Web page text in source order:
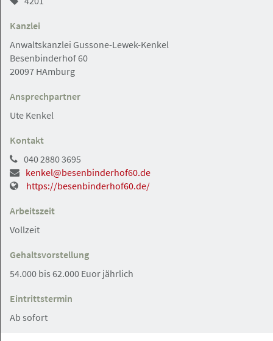
mbB Notare
Rechtsanwaltsfachangestellte /
Rechtsanwaltsfachangestellter (m/w/d)
gesucht
Rechtsanwalt Christian Gehrmann
Hamburg Angebot
Vollzeit/ Teilzeit gesucht
Kanzlei
Anwaltskanzlei Gussone-Lewek-Kenkel
Besenbinderhof 60
20097 HAmburg
Ansprechpartner
Ute Kenkel
Kontakt
040 2880 3695
kenkel@besenbinderhof60.de
https://besenbinderhof60.de/
Arbeitszeit
Vollzeit
Gehaltsvorstellung
54.000 bis 62.000 Euor jährlich
Eintrittstermin
Ab sofort